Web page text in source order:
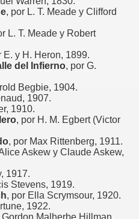
, por L. T. Meade y Clifford
L. T. Meade y Robert
E. y H. Heron, 1899.
del Infierno, por G.
Begbie, 1904.
1907.
1910.
, por H. M. Egbert (Victor
, por Max Rittenberg, 1911.
Askew y Claude Askew,
1917.
Stevens, 1919.
, por Ella Scrymsour, 1920.
1922.
Gordon Malherbe Hillman,